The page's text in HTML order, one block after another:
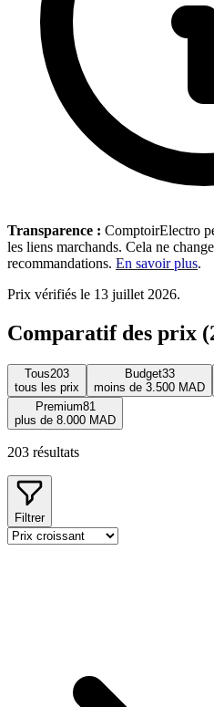
Transparence : ComptoirElectro
les liens marchands. Cela ne
recommandations. En savoir plus.
Prix vérifiés le 13 juillet 2026.
Comparatif des prix
Tous203
tous les prix
Budget33
moins de 3.500 MAD
Premium81
plus de 8.000 MAD
203 résultats
Filtrer